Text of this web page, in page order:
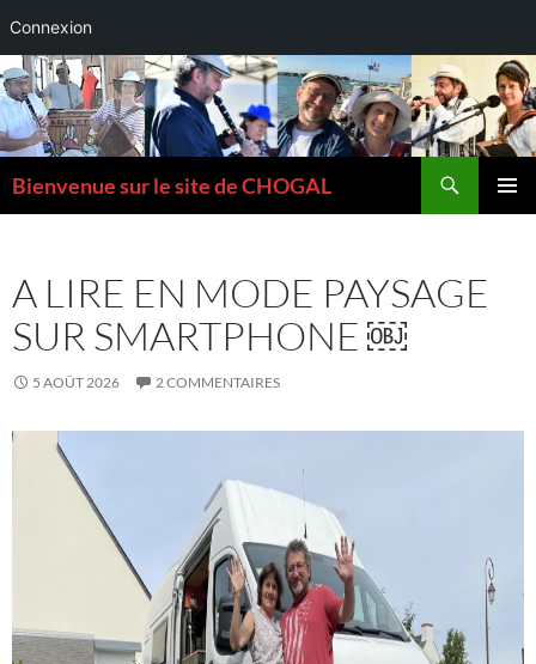
Connexion
Aller
au
contenu
Bienvenue sur le site de CHOGAL
A LIRE EN MODE PAYSAGE
SUR SMARTPHONE ￼
5 AOÛT 2026 2 COMMENTAIRES